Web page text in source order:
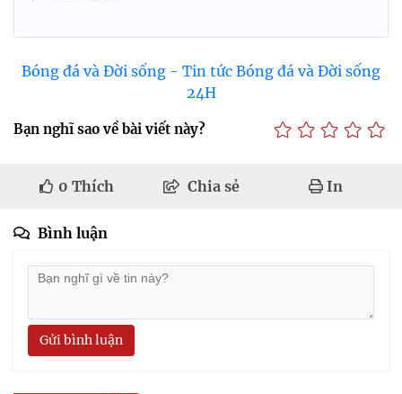
Bóng đá và Đời sống - Tin tức Bóng đá và Đời sống
24H
Bạn nghĩ sao về bài viết này?
0 Thích Chia sẻ In
Bình luận
Gửi bình luận